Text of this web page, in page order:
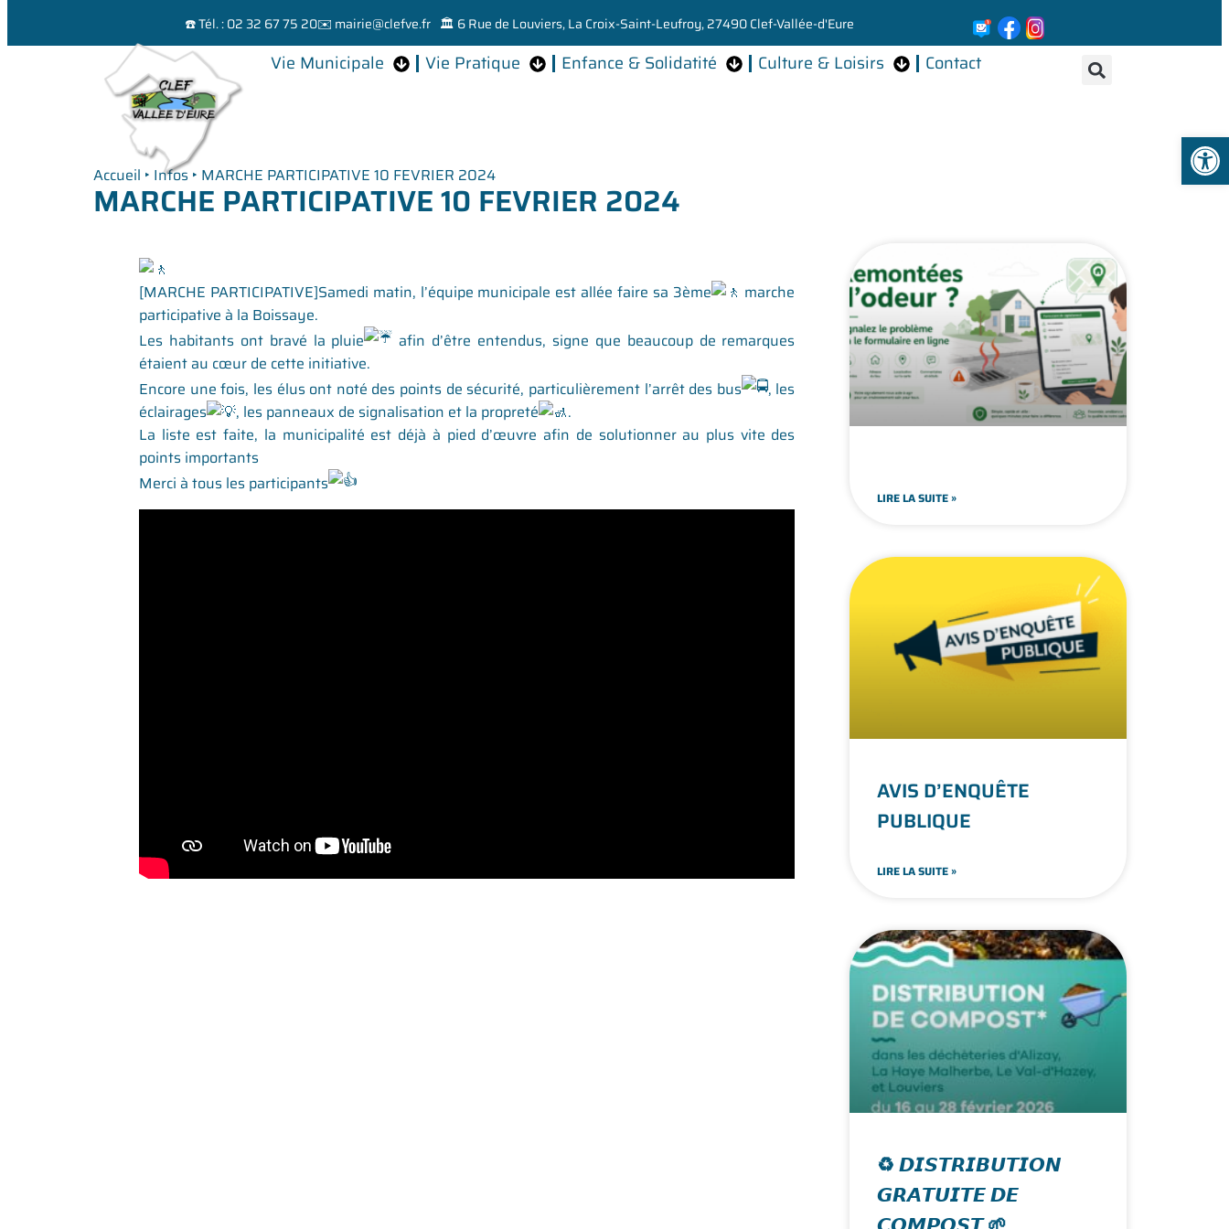
☎️ Tél. : 02 32 67 75 20✉️ mairie@clefve.fr 🏛️ 6 Rue de Louviers, La Croix-Saint-Leufroy, 27490 Clef-Vallée-d'Eure
Vie Municipale Vie Pratique Enfance & Solidatité Culture & Loisirs Contact
Accueil ‣ Infos ‣ MARCHE PARTICIPATIVE 10 FEVRIER 2024
MARCHE PARTICIPATIVE 10 FEVRIER 2024
[MARCHE PARTICIPATIVE]Samedi matin, l’équipe municipale est allée faire sa 3ème
marche
participative à la Boissaye.
Les habitants ont bravé la pluie
afin d’être entendus, signe que beaucoup de remarques
étaient au cœur de cette initiative.
Encore une fois, les élus ont noté des points de sécurité, particulièrement l’arrêt des bus
, les
éclairages
, les panneaux de signalisation et la propreté
.
La liste est faite, la municipalité est déjà à pied d’œuvre afin de solutionner au plus vite des
points importants
Merci à tous les participants
LIRE LA SUITE »
AVIS D’ENQUÊTE
PUBLIQUE
LIRE LA SUITE »
♻️ 𝘿𝙄𝙎𝙏𝙍𝙄𝘽𝙐𝙏𝙄𝙊𝙉
𝙂𝙍𝘼𝙏𝙐𝙄𝙏𝙀 𝘿𝙀
Ouvrir